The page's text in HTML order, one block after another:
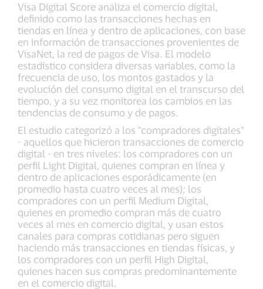
Visa Digital Score analiza el comercio digital,
definido como las transacciones hechas en
tiendas en línea y dentro de aplicaciones, con base
en información de transacciones provenientes de
VisaNet, la red de pagos de Visa. El modelo
estadístico considera diversas variables, como la
frecuencia de uso, los montos gastados y la
evolución del consumo digital en el transcurso del
tiempo, y a su vez monitorea los cambios en las
tendencias de consumo y de pagos.
El estudio categorizó a los "compradores digitales”
- aquellos que hicieron transacciones de comercio
digital - en tres niveles: los compradores con un
perfil Light Digital, quienes compran en línea y
dentro de aplicaciones esporádicamente (en
promedio hasta cuatro veces al mes); los
compradores con un perfil Medium Digital,
quienes en promedio compran más de cuatro
veces al mes en comercio digital, y usan estos
canales para compras cotidianas pero siguen
haciendo más transacciones en tiendas físicas, y
los compradores con un perfil High Digital,
quienes hacen sus compras predominantemente
en el comercio digital.